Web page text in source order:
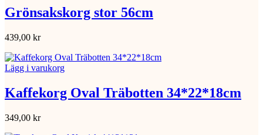
Grönsakskorg stor 56cm
439,00 kr
Lägg i varukorg
Kaffekorg Oval Träbotten 34*22*18cm
349,00 kr